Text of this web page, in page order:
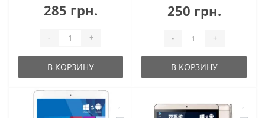
285 грн.
- +
В КОРЗИНУ
250 грн.
- +
В КОРЗИНУ